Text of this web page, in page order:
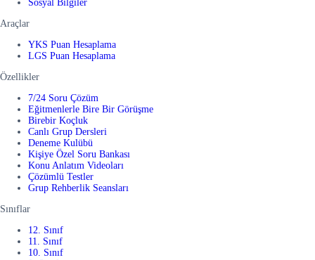
Sosyal Bilgiler
Araçlar
YKS Puan Hesaplama
LGS Puan Hesaplama
Özellikler
7/24 Soru Çözüm
Eğitmenlerle Bire Bir Görüşme
Birebir Koçluk
Canlı Grup Dersleri
Deneme Kulübü
Kişiye Özel Soru Bankası
Konu Anlatım Videoları
Çözümlü Testler
Grup Rehberlik Seansları
Sınıflar
12. Sınıf
11. Sınıf
10. Sınıf